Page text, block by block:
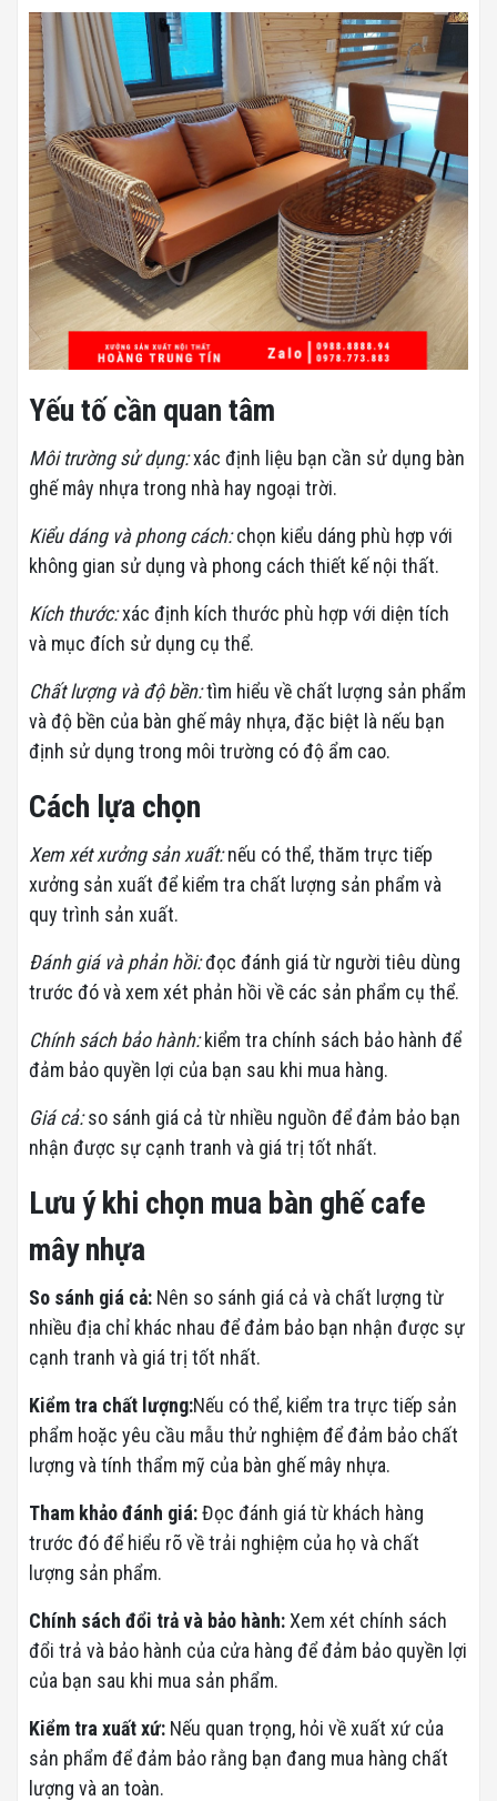
Yếu tố cần quan tâm
Môi trường sử dụng:xác định liệu bạn cần sử dụng bàn
ghế mây nhựa trong nhà hay ngoại trời.
Kiểu dáng và phong cách:chọn kiểu dáng phù hợp với
không gian sử dụng và phong cách thiết kế nội thất.
Kích thước:xác định kích thước phù hợp với diện tích
và mục đích sử dụng cụ thể.
Chất lượng và độ bền:tìm hiểu về chất lượng sản phẩm
và độ bền của bàn ghế mây nhựa, đặc biệt là nếu bạn
định sử dụng trong môi trường có độ ẩm cao.
Cách lựa chọn
Xem xét xưởng sản xuất:nếu có thể, thăm trực tiếp
xưởng sản xuất để kiểm tra chất lượng sản phẩm và
quy trình sản xuất.
Đánh giá và phản hồi:đọc đánh giá từ người tiêu dùng
trước đó và xem xét phản hồi về các sản phẩm cụ thể.
Chính sách bảo hành:kiểm tra chính sách bảo hành để
đảm bảo quyền lợi của bạn sau khi mua hàng.
Giá cả:so sánh giá cả từ nhiều nguồn để đảm bảo bạn
nhận được sự cạnh tranh và giá trị tốt nhất.
Lưu ý khi chọn mua bàn ghế cafe
mây nhựa
So sánh giá cả: Nên so sánh giá cả và chất lượng từ
nhiều địa chỉ khác nhau để đảm bảo bạn nhận được sự
cạnh tranh và giá trị tốt nhất.
Kiểm tra chất lượng:Nếu có thể, kiểm tra trực tiếp sản
phẩm hoặc yêu cầu mẫu thử nghiệm để đảm bảo chất
lượng và tính thẩm mỹ của bàn ghế mây nhựa.
Tham khảo đánh giá:Đọc đánh giá từ khách hàng
trước đó để hiểu rõ về trải nghiệm của họ và chất
lượng sản phẩm.
Chính sách đổi trả và bảo hành: Xem xét chính sách
đổi trả và bảo hành của cửa hàng để đảm bảo quyền lợi
của bạn sau khi mua sản phẩm.
Kiểm tra xuất xứ: Nếu quan trọng, hỏi về xuất xứ của
sản phẩm để đảm bảo rằng bạn đang mua hàng chất
lượng và an toàn.